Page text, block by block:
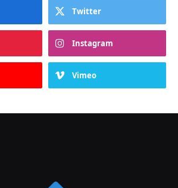
Twitter
Instagram
Vimeo